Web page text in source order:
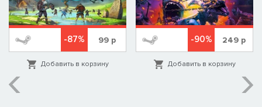
-87% 99р
Добавить в корзину
-90% 249р
Добавить в корзину